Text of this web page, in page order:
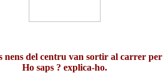
nens del centru van sortir al carrer
Ho saps ? explica-ho.